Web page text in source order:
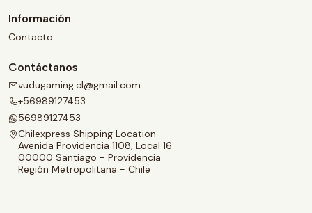
Información
Contacto
Contáctanos
vudugaming.cl@gmail.com
+56989127453
56989127453
Chilexpress Shipping Location
Avenida Providencia 1108, Local 16
00000 Santiago - Providencia
Región Metropolitana - Chile